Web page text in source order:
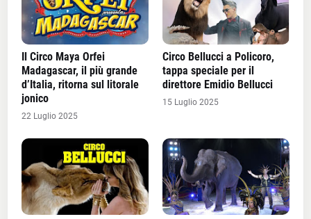
Il Circo Maya Orfei
Madagascar, il più grande
d’Italia, ritorna sul litorale
jonico
22 Luglio 2025
Circo Bellucci a Policoro,
tappa speciale per il
direttore Emidio Bellucci
15 Luglio 2025